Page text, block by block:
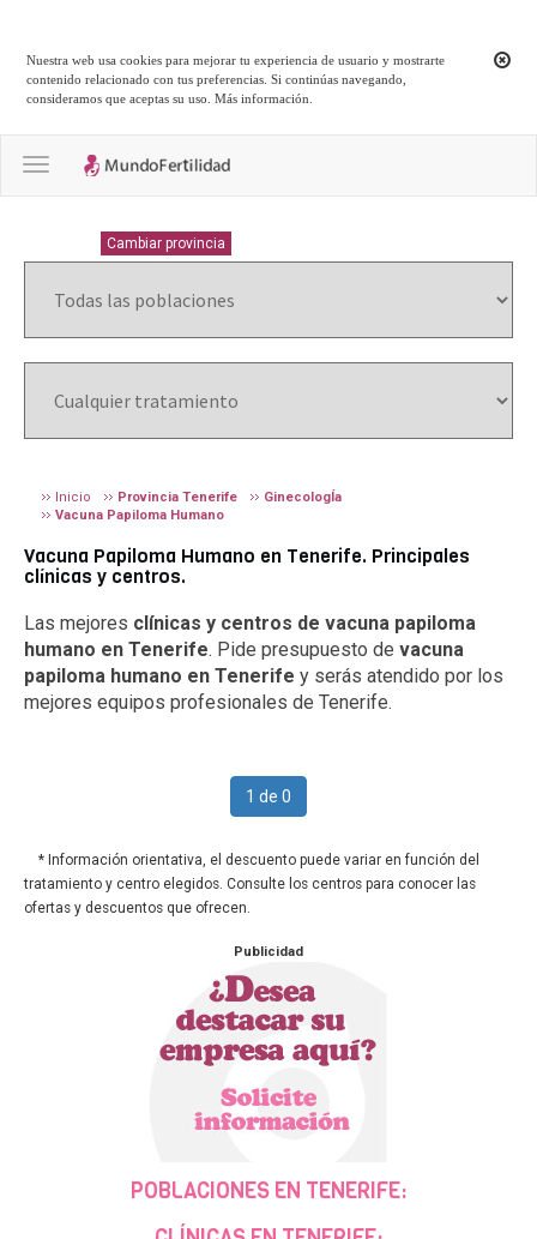
Nuestra web usa cookies para mejorar tu experiencia de usuario y mostrarte
contenido relacionado con tus preferencias. Si continúas navegando,
consideramos que aceptas su uso.Más información
Toggle navigation
Cambiar provincia
Inicio Provincia Tenerife
GinecologÍa
Vacuna Papiloma Humano
Vacuna Papiloma Humano en Tenerife. Principales
clínicas y centros.
Las mejores clínicas y centros de vacuna papiloma
humano en Tenerife. Pide presupuesto de vacuna
papiloma humano en Tenerife y serás atendido por los
mejores equipos profesionales de Tenerife.
1 de 0
* Información orientativa, el descuento puede variar en función del
tratamiento y centro elegidos. Consulte los centros para conocer las
ofertas y descuentos que ofrecen.
Publicidad
POBLACIONES EN TENERIFE: